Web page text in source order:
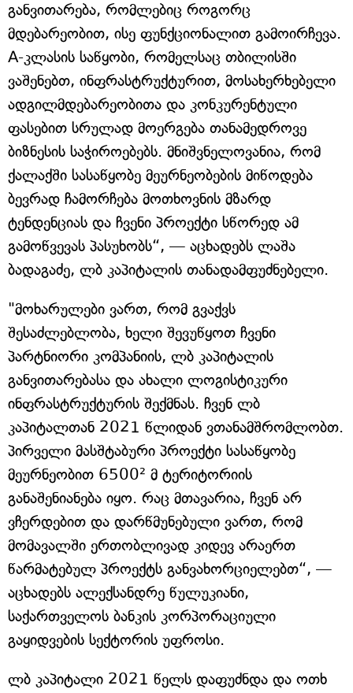
განვითარება, რომლებიც როგორც
მდებარეობით, ისე ფუნქციონალით გამოირჩევა.
A-კლასის საწყობი, რომელსაც თბილისში
ვაშენებთ, ინფრასტრუქტურით, მოსახერხებელი
ადგილმდებარეობითა და კონკურენტული
ფასებით სრულად მოერგება თანამედროვე
ბიზნესის საჭიროებებს. მნიშვნელოვანია, რომ
ქალაქში სასაწყობე მეურნეობების მიწოდება
ბევრად ჩამორჩება მოთხოვნის მზარდ
ტენდენციას და ჩვენი პროექტი სწორედ ამ
გამოწვევას პასუხობს“, — აცხადებს ლაშა
ბადაგაძე, ლბ კაპიტალის თანადამფუძნებელი.
"მოხარულები ვართ, რომ გვაქვს
შესაძლებლობა, ხელი შევუწყოთ ჩვენი
პარტნიორი კომპანიის, ლბ კაპიტალის
განვითარებასა და ახალი ლოგისტიკური
ინფრასტრუქტურის შექმნას. ჩვენ ლბ
კაპიტალთან 2021 წლიდან ვთანამშრომლობთ.
პირველი მასშტაბური პროექტი სასაწყობე
მეურნეობით 6500² მ ტერიტორიის
განაშენიანება იყო. რაც მთავარია, ჩვენ არ
ვჩერდებით და დარწმუნებული ვართ, რომ
მომავალში ერთობლივად კიდევ არაერთ
წარმატებულ პროექტს განვახორციელებთ“, —
აცხადებს ალექსანდრე წულუკიანი,
საქართველოს ბანკის კორპორაციული
გაყიდვების სექტორის უფროსი.
ლბ კაპიტალი 2021 წელს დაფუძნდა და ოთხ